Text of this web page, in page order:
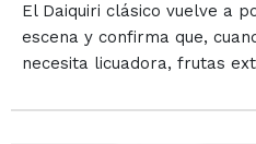
El Daiquiri clásico vuelve a
escena y confirma que,
necesita licuadora, frutas